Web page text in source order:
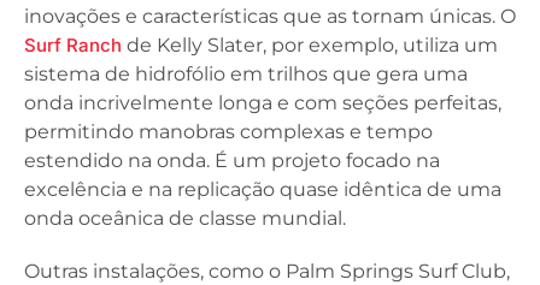
inovações e características que as tornam únicas. O
Surf Ranch de Kelly Slater, por exemplo, utiliza um
sistema de hidrofólio em trilhos que gera uma
onda incrivelmente longa e com seções perfeitas,
permitindo manobras complexas e tempo
estendido na onda. É um projeto focado na
excelência e na replicação quase idêntica de uma
onda oceânica de classe mundial.
Outras instalações, como o Palm Springs Surf Club,